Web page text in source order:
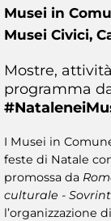
Musei in
Musei Civici,
Mostre,
programma
I Musei in
feste di Natale
promossa da
culturale -
l’organizzazione di